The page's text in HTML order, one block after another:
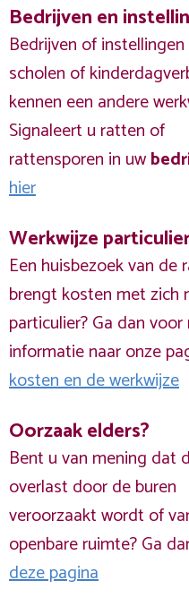
Bedrijven en
Bedrijven of
scholen of
kennen een andere
Signaleert u ratten of
rattensporen in uw
hier
Werkwijze
Een huisbezoek van
brengt kosten met zich
particulier? Ga dan
informatie naar onze
kosten en de werkwijze
Oorzaak elders?
Bent u van mening dat
overlast door de buren
veroorzaakt wordt of
openbare ruimte? Ga
deze pagina